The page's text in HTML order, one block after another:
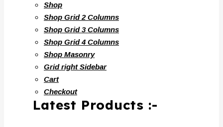
Shop
Shop Grid 2 Columns
Shop Grid 3 Columns
Shop Grid 4 Columns
Shop Masonry
Grid right Sidebar
Cart
Checkout
Latest Products :-